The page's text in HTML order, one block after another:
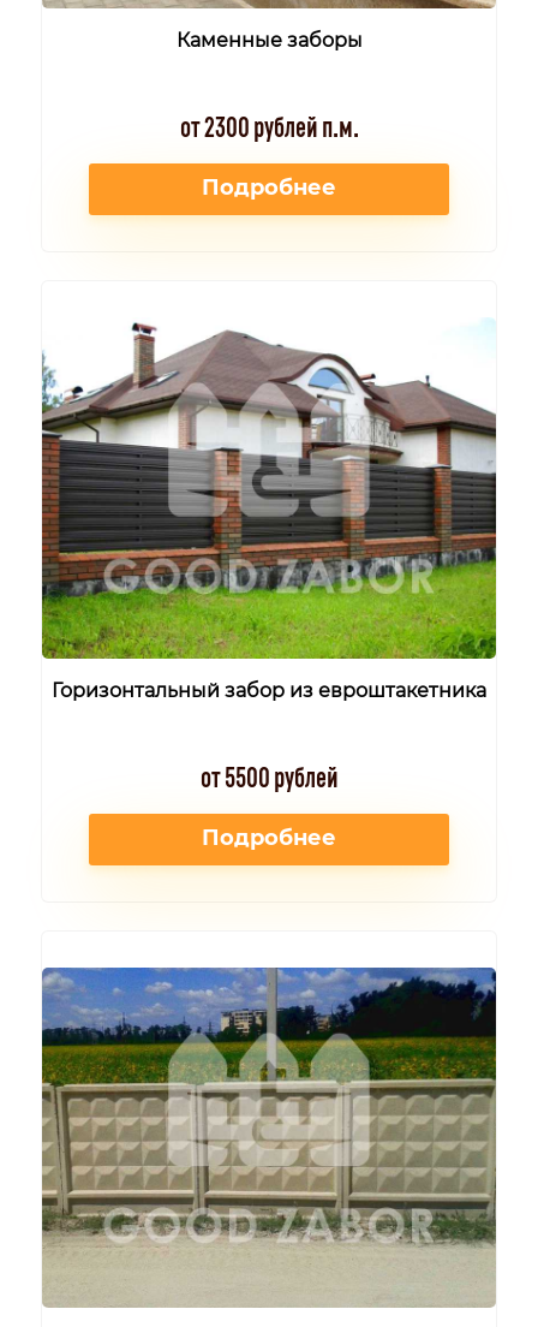
Каменные заборы
от 2300 рублей п.м.
Подробнее
Горизонтальный забор из евроштакетника
от 5500 рублей
Подробнее